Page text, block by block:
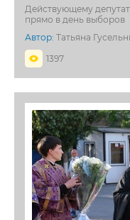
Действующему
прямо в день выборов
Автор: Татьяна
1397